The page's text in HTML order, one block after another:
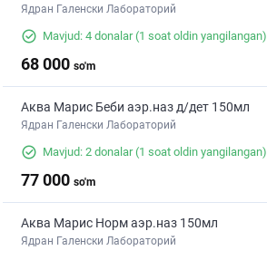
Ядран Галенски Лабораторий
Mavjud: 4 donalar(1 soat oldin yangilangan)
68 000 so'm
Аква Марис Беби аэр.наз д/дет 150мл
Ядран Галенски Лабораторий
Mavjud: 2 donalar(1 soat oldin yangilangan)
77 000 so'm
Аква Марис Норм аэр.наз 150мл
Ядран Галенски Лабораторий